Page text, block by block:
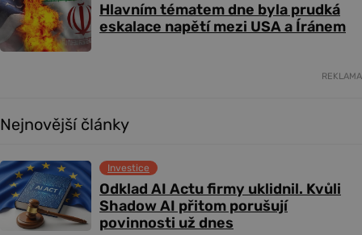
Hlavním tématem dne byla prudká
eskalace napětí mezi USA a Íránem
REKLAMA
Nejnovější články
Odklad AI Actu firmy uklidnil. Kvůli
Shadow AI přitom porušují
povinnosti už dnes
Investice